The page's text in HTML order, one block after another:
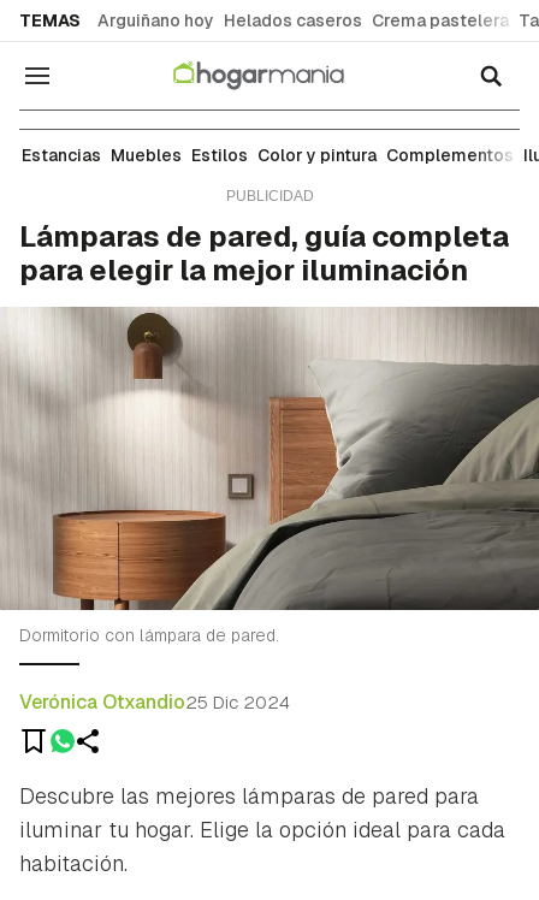
TEMAS Arguiñano hoy Helados caseros Crema pastelera
Navegación
Complementos
Estancias Muebles Estilos Color y pintura Complementos
Lámparas de pared, guía completa
para elegir la mejor iluminación
Dormitorio con lámpara de pared.
Verónica Otxandio25 Dic 2024
Descubre las mejores lámparas de pared para
iluminar tu hogar. Elige la opción ideal para cada
habitación.